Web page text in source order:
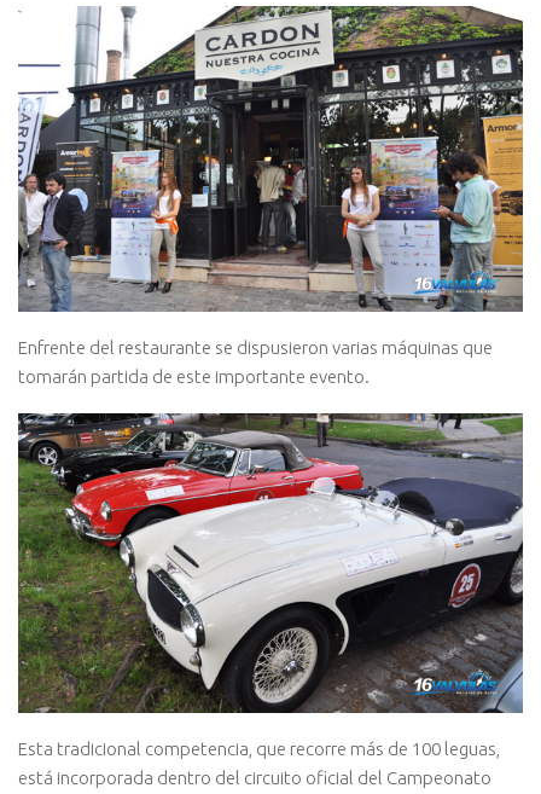
Enfrente del restaurante se dispusieron varias máquinas que
tomarán partida de este importante evento.
Esta tradicional competencia, que recorre más de 100 leguas,
está incorporada dentro del circuito oficial del Campeonato